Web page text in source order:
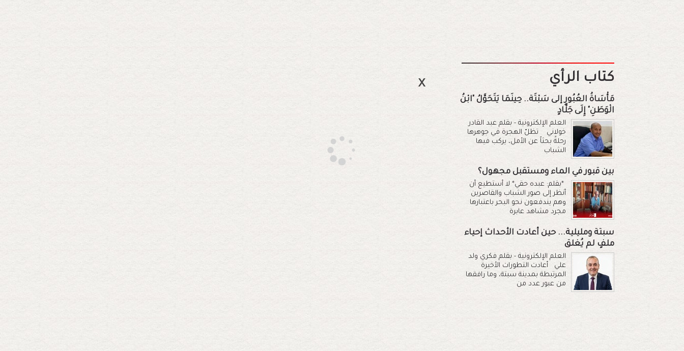
كتاب الرأي
مَأْسَاةُ العُبُورِ إلى سَبْتَة.. حِينَمَا يَتَحَوَّلُ "ابْنُ
الْوَطَنِ" إِلَى جَلَّادٍ
العلم الإلكترونية - بقلم عبد القادر
خولاني تظلّ الهجرة في جوهرها
رحلةً بحثاً عن الأمل، يركب فيها
الشباب
بين قبور في الماء ومستقبل مجهول؟
*بقلم: عبده حقي* لا أستطيع أن
أنظر إلى صور الشباب والقاصرين
وهم يندفعون نحو البحر باعتبارها
مجرد مشاهد عابرة
سبتة ومليلية... حين أعادت الأحداث إحياء
ملفٍ لم يُغلق
العلم الإلكترونية - بقلم فكري ولد
علي أعادت التطورات الأخيرة
المرتبطة بمدينة سبتة، وما رافقها
من عبور عدد من